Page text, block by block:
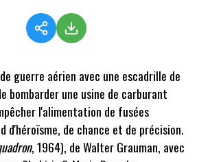
guerre aérien avec une escadrille de
bombarder une usine de carburant
l'alimentation de fusées
d'héroïsme, de chance et de précision.
, 1964), de Walter Grauman, avec